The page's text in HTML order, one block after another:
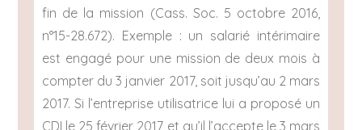
fin de la mission (Cass. Soc. 5 octobre 2016,
n°15-28.672). Exemple : un salarié intérimaire
est engagé pour une mission de deux mois à
compter du 3 janvier 2017, soit jusqu’au 2 mars
2017. Si l’entreprise utilisatrice lui a proposé un
CDI le 25 février 2017 et qu’il l’accepte le 3 mars